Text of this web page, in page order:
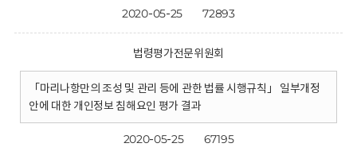
2020-05-25 72893
법령평가전문위원회
「마리나항만의 조성 및 관리 등에 관한 법률 시행규칙」 일부개정
안에 대한 개인정보 침해요인 평가 결과
2020-05-25 67195